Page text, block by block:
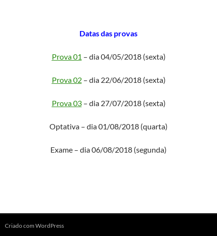
Datas das provas
Prova 01 – dia 04/05/2018 (sexta)
Prova 02– dia 22/06/2018 (sexta)
Prova 03– dia 27/07/2018 (sexta)
Optativa – dia 01/08/2018 (quarta)
Exame – dia 06/08/2018 (segunda)
Criado com WordPress